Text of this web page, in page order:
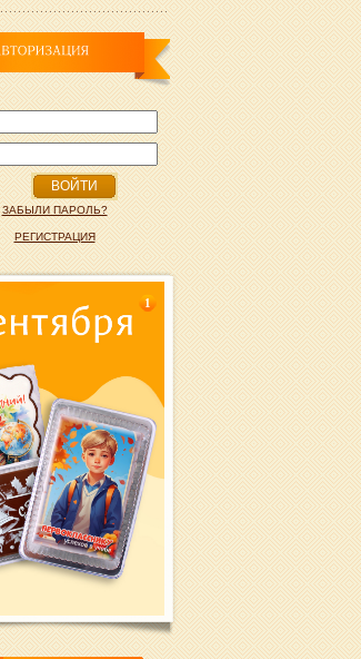
ВОЙТИ
ЗАБЫЛИ ПАРОЛЬ?
РЕГИСТРАЦИЯ
1